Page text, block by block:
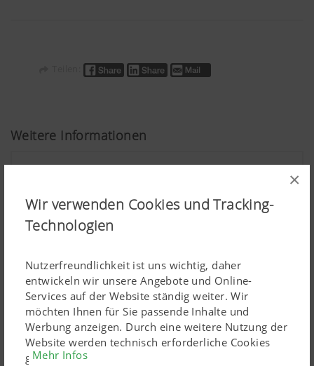
×
Wir verwenden Cookies und Tracking-
Technologien
Nutzerfreundlichkeit ist uns wichtig, daher
entwickeln wir unsere Angebote und Online-
Services auf der Website ständig weiter. Wir
möchten Ihnen für Sie passende Inhalte und
Werbung anzeigen. Durch eine weitere Nutzung der
Website werden technisch erforderliche Cookies
gesetzt. Personenbezogene Google-Marketing-
Mehr Infos
Weitere Informationen